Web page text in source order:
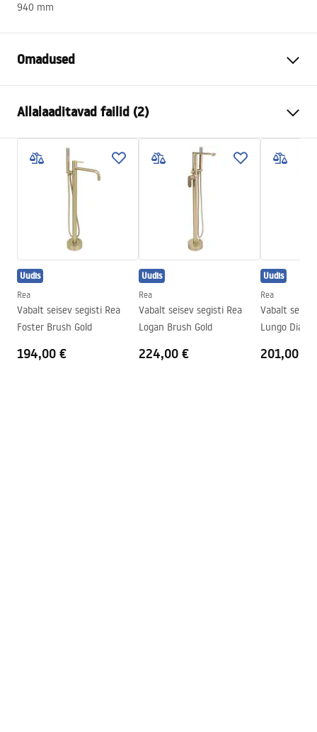
940 mm
Omadused
Paigaldusviis
Värv
Harjatud kuld
Vooliku tüüp
Fikseeritud
Roostevaba teras, Messing
mm
mm
Kattetehnoloogia
Ühenduse läbimõõt
15,5 mm
Garantii
Allalaaditavad failid (2)
Garantiitingimused
Warranty_Terms_and_Conditions_Faucets_-_5.pdf
Pielęgnacja
Pielegnacja.pdf
Uudis
Rea
Vabalt seisev segisti Rea
Foster Brush Gold
194,00 €
Uudis
Rea
Vabalt seisev segisti Rea
Logan Brush Gold
224,00 €
Uudis
Rea
Vabalt
Lungo
201,00 €